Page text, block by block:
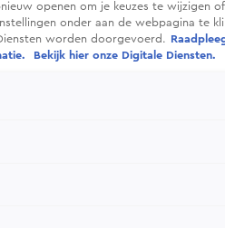
openen om je keuzes te wijzigen
onder aan de webpagina te
worden doorgevoerd.
Bekijk hier onze Digitale Diensten.